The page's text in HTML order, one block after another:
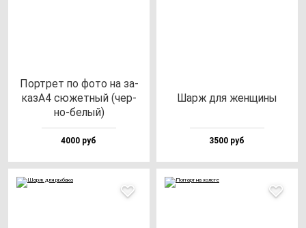
Пор­трет по фо­то на за­
казА4 сю­жет­ный (чер­
но-бе­лый)
4000 руб
Шарж для жен­щи­ны
3500 руб